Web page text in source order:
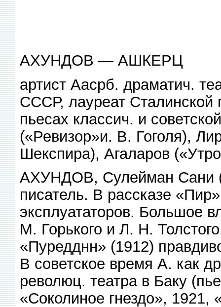
АХУНДОВ — АШКЕРЦ
артист Аасрб. драматич.
СССР, лауреат Сталинской
пьесах классич. и
(«Ревизор»и. В. Гоголя),
Шекспира), Агаларов
АХУНДОВ, Сулейман Сани
писатель. В рассказе
эксплуататоров. Большое
М. Горького и Л. Н.
«Пуредднн» (1912)
В советское время А. как
революц. театра в Баку
«Соколиное гнездо»,